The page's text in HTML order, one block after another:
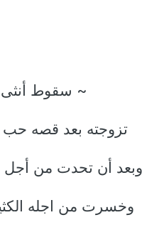
~ سقوط
تزوجته بعد قصه حب
أن تحدت من أجل
وخسرت من اجله